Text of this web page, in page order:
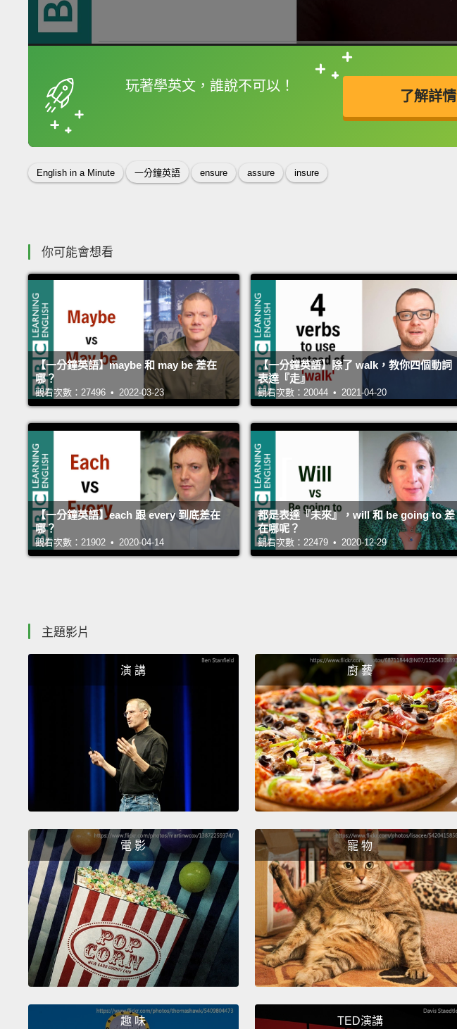
玩著學英文，誰說不可以！
了解詳情
框選或點兩下字幕可以直接查字典喔！
English in a Minute 一分鐘英語 ensure assure insure
你可能會想看
【一分鐘英語】maybe 和 may be 差在
哪？
觀看次數：27496 • 2022-03-23
【一分鐘英語】除了 walk，教你四個動詞
表達『走』
觀看次數：20044 • 2021-04-20
【一分鐘英語】each 跟 every 到底差在
哪？
觀看次數：21902 • 2020-04-14
都是表達『未來』，will 和 be going to 差
在哪呢？
觀看次數：22479 • 2020-12-29
主題影片
演 講 廚 藝
電 影 寵 物
趣 味 TED演講